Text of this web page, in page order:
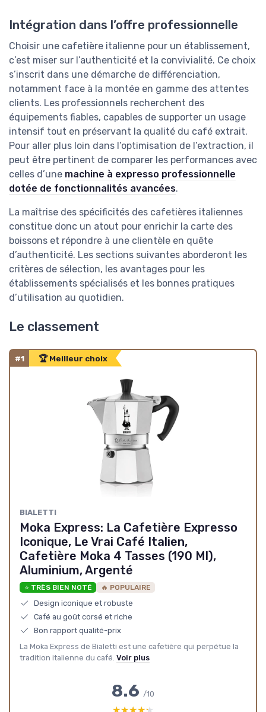
Intégration dans l’offre professionnelle
Choisir une cafetière italienne pour un établissement,
c’est miser sur l’authenticité et la convivialité. Ce choix
s’inscrit dans une démarche de différenciation,
notamment face à la montée en gamme des attentes
clients. Les professionnels recherchent des
équipements fiables, capables de supporter un usage
intensif tout en préservant la qualité du café extrait.
Pour aller plus loin dans l’optimisation de l’extraction, il
peut être pertinent de comparer les performances avec
celles d’une machine à expresso professionnelle
dotée de fonctionnalités avancées.
La maîtrise des spécificités des cafetières italiennes
constitue donc un atout pour enrichir la carte des
boissons et répondre à une clientèle en quête
d’authenticité. Les sections suivantes aborderont les
critères de sélection, les avantages pour les
établissements spécialisés et les bonnes pratiques
d’utilisation au quotidien.
Le classement
#1 🏆 Meilleur choix
‎BIALETTI
Moka Express: La Cafetière Expresso
Iconique, Le Vrai Café Italien,
Cafetière Moka 4 Tasses (190 Ml),
Aluminium, Argenté
⭐ TRÈS BIEN NOTÉ 🔥 POPULAIRE
Design iconique et robuste
Café au goût corsé et riche
Bon rapport qualité-prix
La Moka Express de Bialetti est une cafetière qui perpétue la
tradition italienne du café. Voir plus
8.6 /10
★★★★★
★★★★★